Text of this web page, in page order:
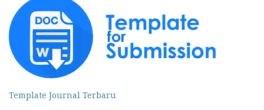
Template Journal Terbaru